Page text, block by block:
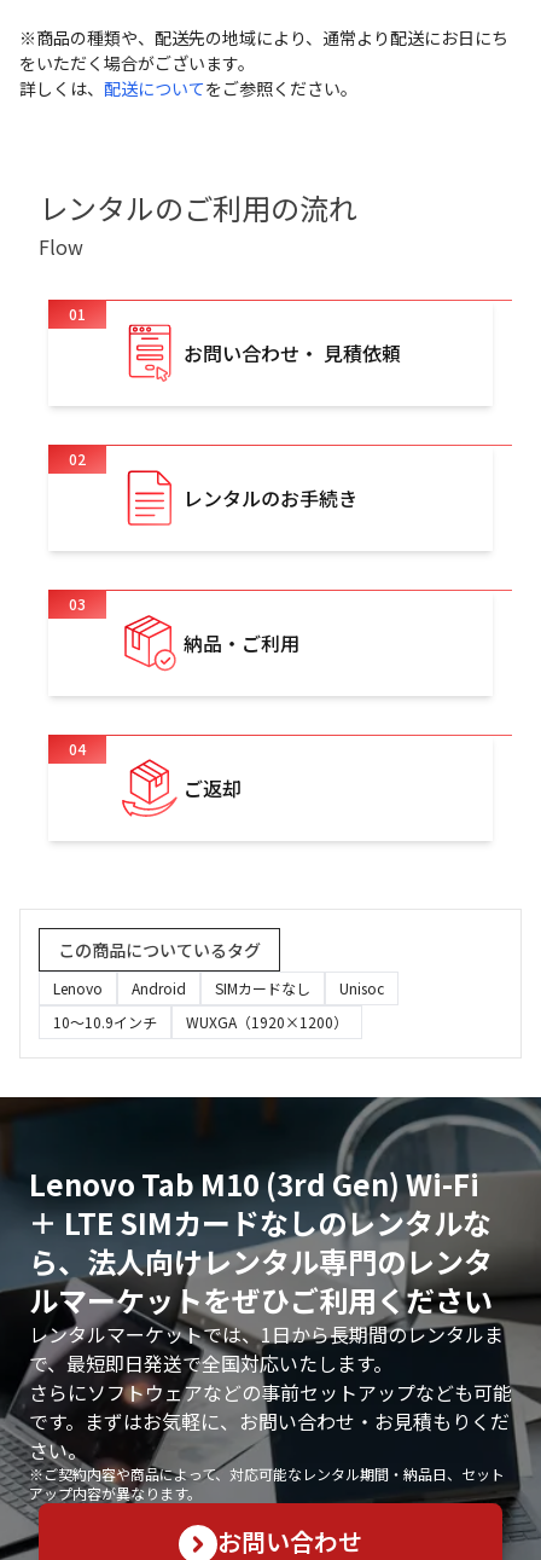
※商品の種類や、配送先の地域により、通常より配送にお日にち
をいただく場合がございます。
詳しくは、 配送についてをご参照ください。
レンタルのご利用の流れ
Flow
01
お問い合わせ・ 見積依頼
02
レンタルのお手続き
03
納品・ご利用
04
ご返却
この商品についているタグ
Lenovo Android SIMカードなし
Unisoc
10～10.9インチ
WUXGA（1920×1200）
Lenovo Tab M10 (3rd Gen) Wi-Fi
＋ LTE SIMカードなしのレンタルな
ら、法人向けレンタル専門のレンタ
ルマーケットをぜひご利用ください
レンタルマーケットでは、1日から長期間のレンタルま
で、最短即日発送で全国対応いたします。
さらにソフトウェアなどの事前セットアップなども可能
です。まずはお気軽に、お問い合わせ・お見積もりくだ
さい。
※ご契約内容や商品によって、対応可能なレンタル期間・納品日、セット
アップ内容が異なります。
お問い合わせ